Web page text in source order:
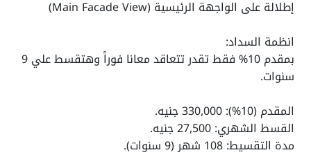
إطلالة على الواجهة الرئيسية (Main Facade View)
انظمة السداد:
بمقدم 10% فقط تقدر تتعاقد معانا فوراً وهتقسط علي 9
سنوات.
المقدم (10%): 330,000 جنيه.
القسط الشهري: 27,500 جنيه.
مدة التقسيط: 108 شهر (9 سنوات).